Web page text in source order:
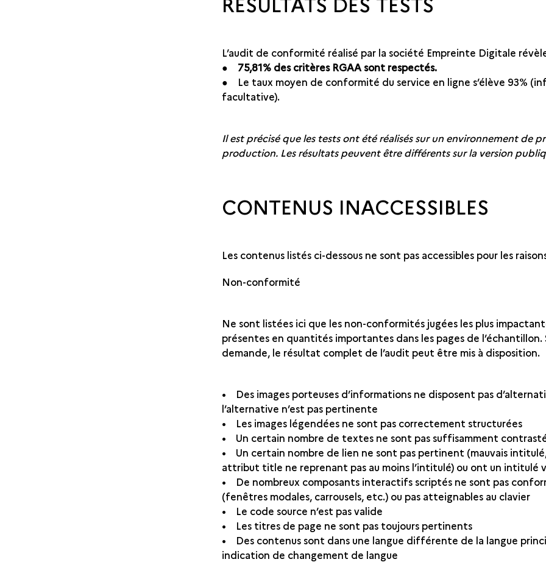
L’audit de conformité réalisé par la société Empreinte Digitale
● 75,81% des critères RGAA sont respectés.
● Le taux moyen de conformité du service en ligne s’élève 93%
facultative).
Il est précisé que les tests ont été réalisés sur un environnement de
production. Les résultats peuvent être différents sur la version
CONTENUS INACCESSIBLES
Les contenus listés ci-dessous ne sont pas accessibles pour les
Non-conformité
Ne sont listées ici que les non-conformités jugées les plus
présentes en quantités importantes dans les pages de l’échantillon.
demande, le résultat complet de l’audit peut être mis à disposition.
• Des images porteuses d’informations ne disposent pas
l’alternative n’est pas pertinente
• Les images légendées ne sont pas correctement structurées
• Un certain nombre de textes ne sont pas suffisamment
• Un certain nombre de lien ne sont pas pertinent (mauvais
attribut title ne reprenant pas au moins l’intitulé) ou ont un intitulé
• De nombreux composants interactifs scriptés ne sont pas
(fenêtres modales, carrousels, etc.) ou pas atteignables au clavier
• Le code source n’est pas valide
• Les titres de page ne sont pas toujours pertinents
• Des contenus sont dans une langue différente de la langue
indication de changement de langue